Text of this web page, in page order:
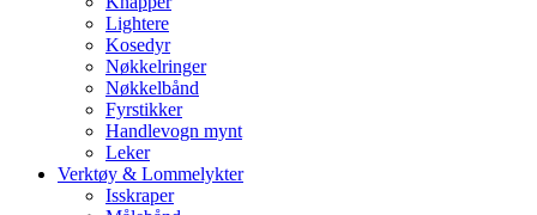
Lightere
Kosedyr
Nøkkelringer
Nøkkelbånd
Fyrstikker
Handlevogn mynt
Leker
Verktøy & Lommelykter
Isskraper